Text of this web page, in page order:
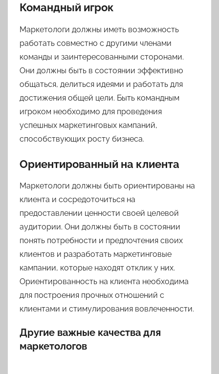
Командный игрок
Маркетологи должны иметь возможность
работать совместно с другими членами
команды и заинтересованными сторонами.
Они должны быть в состоянии эффективно
общаться, делиться идеями и работать для
достижения общей цели. Быть командным
игроком необходимо для проведения
успешных маркетинговых кампаний,
способствующих росту бизнеса.
Ориентированный на клиента
Маркетологи должны быть ориентированы на
клиента и сосредоточиться на
предоставлении ценности своей целевой
аудитории. Они должны быть в состоянии
понять потребности и предпочтения своих
клиентов и разработать маркетинговые
кампании, которые находят отклик у них.
Ориентированность на клиента необходима
для построения прочных отношений с
клиентами и стимулирования вовлеченности.
Другие важные качества для
маркетологов